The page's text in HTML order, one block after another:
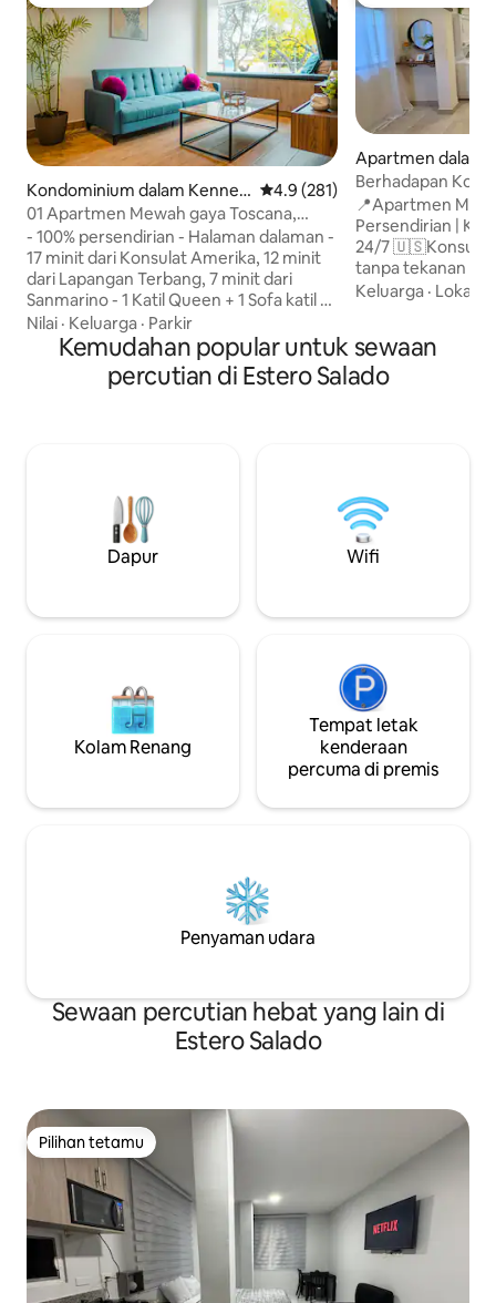
Kondominium dalam Kenned
y
Penarafan purata 4.9 daripada
4.9 (281)
01 Apartmen Mewah gaya Toscana,
serba baharu
- 100% persendirian - Halaman dalaman -
17 minit dari Konsulat Amerika, 12 minit
dari Lapangan Terbang, 7 minit dari
Sanmarino - 1 Katil Queen + 1 Sofa katil -
2 Smart TV dan internet - Dapur terbuka
- Daftar masuk: 3:00 petang Daftar
keluar: 11:00 pagi - Kad
pengenalan/pasport diperlukan -
letak kereta tanpa pengawal: Di hadapan
pintu masuk utama. (1 tempat)
Nilai · Keluarga · Parkir
Apartmen dalam
Berhadapan
📍Apartmen
Persendirian |
24/7 🇺🇸Konsulat
tanpa tekanan trafik
Monumental
Pendidikan dan
ESPOL, UTEG,
Masakan melalui
Keluarga · Lokasi
Kemudahan popular untuk sewaan
percutian di Estero Salado
Dapur Wifi
Kolam Renang
Tempat letak
kenderaan
percuma di premis
Penyaman udara
Sewaan percutian hebat yang lain di
Estero Salado
Pilihan tetamu
Pilihan tetamu